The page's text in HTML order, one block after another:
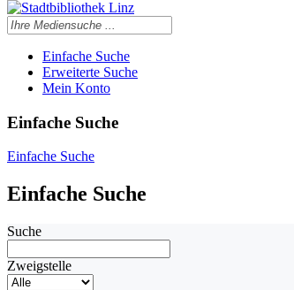
Einfache Suche
Erweiterte Suche
Mein Konto
Einfache Suche
Einfache Suche
Einfache Suche
Suche
Zweigstelle